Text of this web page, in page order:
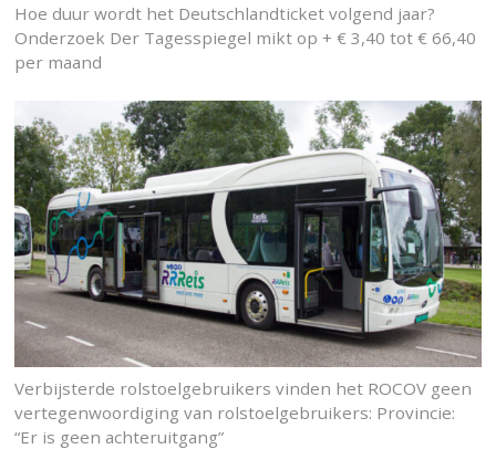
Hoe duur wordt het Deutschlandticket volgend jaar?
Onderzoek Der Tagesspiegel mikt op + € 3,40 tot € 66,40
per maand
Verbijsterde rolstoelgebruikers vinden het ROCOV geen
vertegenwoordiging van rolstoelgebruikers: Provincie:
“Er is geen achteruitgang”